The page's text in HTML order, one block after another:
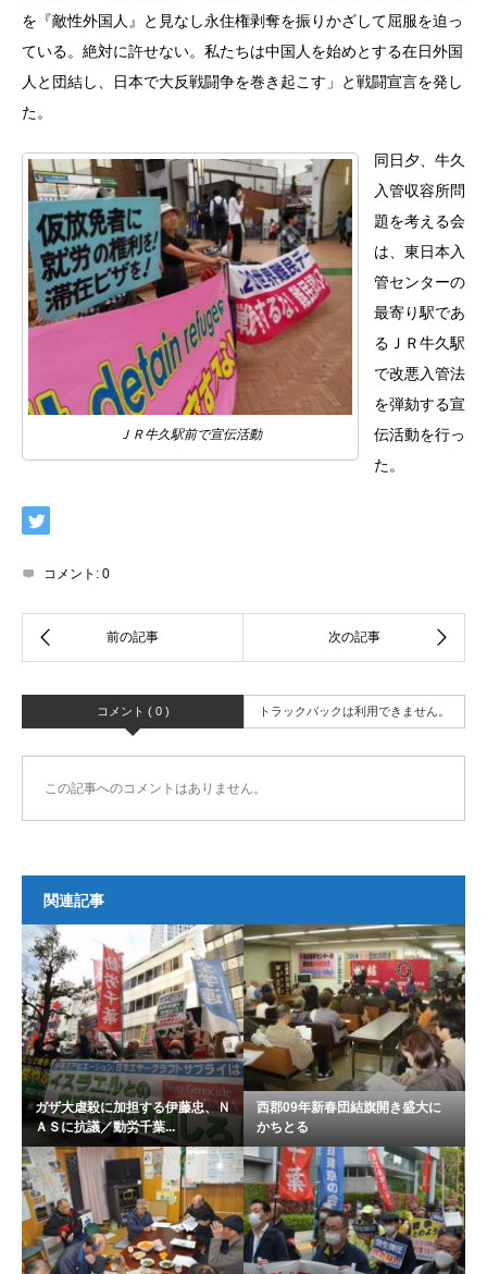
を『敵性外国人』と見なし永住権剥奪を振りかざして屈服を迫っ
ている。絶対に許せない。私たちは中国人を始めとする在日外国
人と団結し、日本で大反戦闘争を巻き起こす」と戦闘宣言を発し
た。
ＪＲ牛久駅前で宣伝活動
同日夕、牛久
入管収容所問
題を考える会
は、東日本入
管センターの
最寄り駅であ
るＪＲ牛久駅
で改悪入管法
を弾劾する宣
伝活動を行っ
た。
コメント: 0
コメント ( 0 ) トラックバックは利用できません。
この記事へのコメントはありません。
関連記事
ガザ大虐殺に加担する伊藤忠、Ｎ
ＡＳに抗議／動労千葉...
西郡09年新春団結旗開き盛大に
かちとる